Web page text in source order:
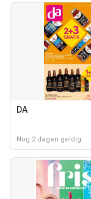
DA
Nog 2 dagen geldig